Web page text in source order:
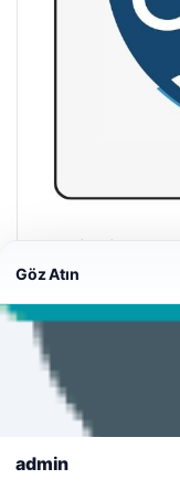
Cengiz Sigorta
23/06/2026
Web sitemizi nasıl
deneyiminizi
kullanıyoruz.
Reddet
Göz Atın
admin